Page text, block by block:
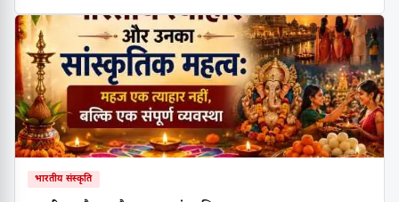
भारतीय संस्कृति